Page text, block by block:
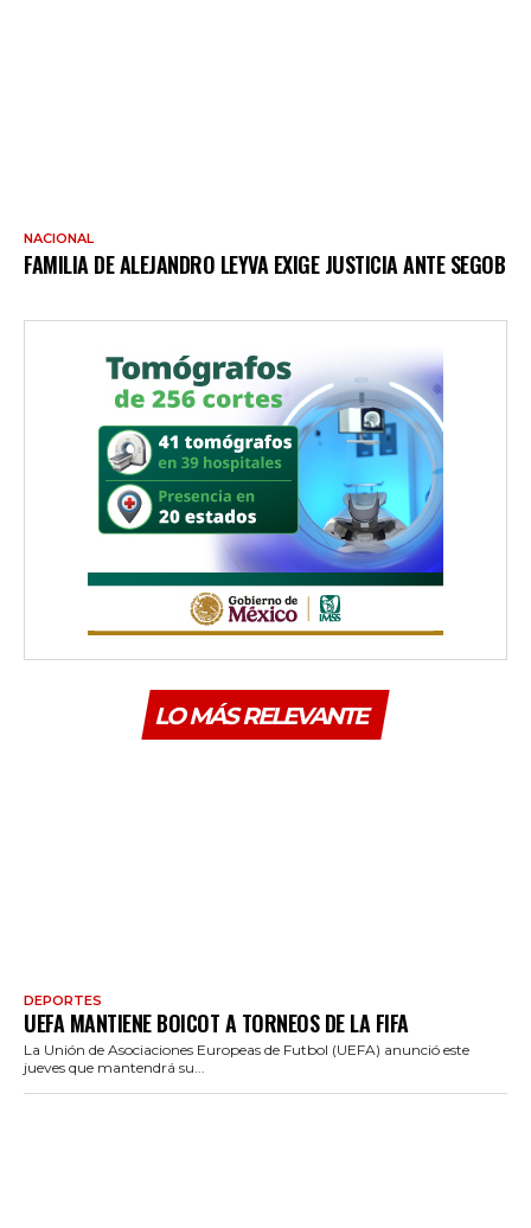
NACIONAL
FAMILIA DE ALEJANDRO LEYVA EXIGE JUSTICIA ANTE SEGOB
LO MÁS RELEVANTE
DEPORTES
UEFA MANTIENE BOICOT A TORNEOS DE LA FIFA
La Unión de Asociaciones Europeas de Futbol (UEFA) anunció este
jueves que mantendrá su...